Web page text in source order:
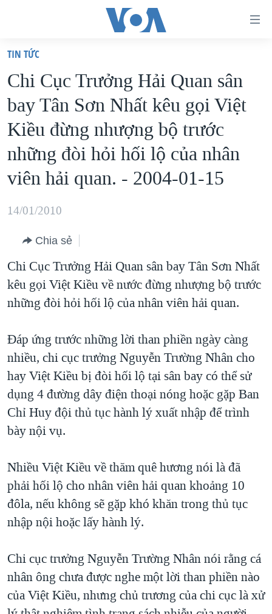
truy
cập
Tới
nội
dung
chính
Tới
hướng
chính
tới
"Tìm"
VIỆT NAM
HOA KỲ
BIỂN ĐÔNG
THẾ GIỚI
BLOG
MỤC
TỰ DO BÁO CHÍ
VẠCH TRẦN TIN GIẢ
NGƯỜI VIỆT HẢI NGOẠI
ĐỜI SỐNG
KHOA HỌC
SỨC KHOẺ
VĂN HOÁ
THỂ THAO
GIÁO DỤC
CHUYÊN ĐỀ
CHIẾN TRANH THƯƠNG MẠI CỦA MỸ: QUÁ KHỨ VÀ HIỆN
HÀNH TRÌNH BẦU CỬ 2024
GIẢI MÃ VÀNH ĐAI & CON ĐƯỜNG
NGÀY TỊ NẠN THẾ GIỚI
TRỊNH VĨNH BÌNH - NGƯỜI HẠ 'BÊN THẮNG CUỘC'
GROUND ZERO – XƯA VÀ NAY
CHI PHÍ CHIẾN TRANH AFGHANISTAN
THƯỢNG ĐỈNH TRUMP-KIM TẠI VIỆT NAM
TRỊNH VĨNH BÌNH VS. CHÍNH PHỦ VIỆT NAM
NGƯ DÂN VIỆT VÀ LÀN SÓNG TRỘM HẢI SÂM
QUAN HỆ VIỆT MỸ
HỌC TIẾNG ANH
VIDEO
NGHE
MẠNG XÃ HỘI
Ngôn ngữ khác
TIN TỨC
Chi Cục Trưởng Hải Quan sân
bay Tân Sơn Nhất kêu gọi Việt
Kiều đừng nhượng bộ trước
những đòi hỏi hối lộ của nhân
viên hải quan. - 2004-01-15
14/01/2010
Chia sẻ
Chi Cục Trưởng Hải Quan sân bay Tân Sơn Nhất
kêu gọi Việt Kiều về nước đừng nhượng bộ trước
những đòi hỏi hối lộ của nhân viên hải quan.
Đáp ứng trước những lời than phiền ngày càng
nhiều, chi cục trưởng Nguyễn Trường Nhân cho
hay Việt Kiều bị đòi hối lộ tại sân bay có thể sử
dụng 4 đường dây điện thoại nóng hoặc gặp Ban
Chỉ Huy đội thủ tục hành lý xuất nhập để trình
bày nội vụ.
Nhiều Việt Kiều về thăm quê hương nói là đã
phải hối lộ cho nhân viên hải quan khoảng 10
đôla, nếu không sẽ gặp khó khăn trong thủ tục
nhập nội hoặc lấy hành lý.
Chi cục trưởng Nguyễn Trường Nhân nói rằng cá
nhân ông chưa được nghe một lời than phiền nào
của Việt Kiều, nhưng chủ trương của chi cục là xử